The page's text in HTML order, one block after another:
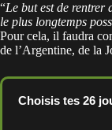
“Le but est de rentrer
le plus longtemps
Pour cela, il faudra
de l’Argentine, de la
Choisis tes 26